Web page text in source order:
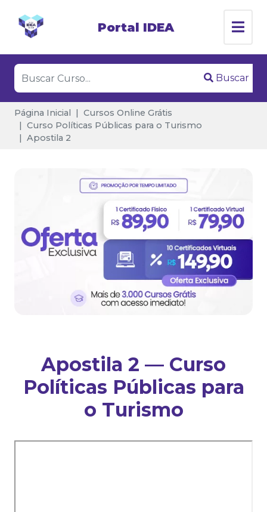
Portal IDEA
Buscar
Página Inicial
Cursos Online Grátis
Curso Políticas Públicas para o Turismo
Apostila 2
Apostila 2 — Curso
Políticas Públicas para
o Turismo